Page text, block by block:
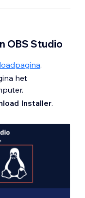
OBS Studio
.
het
Installer.